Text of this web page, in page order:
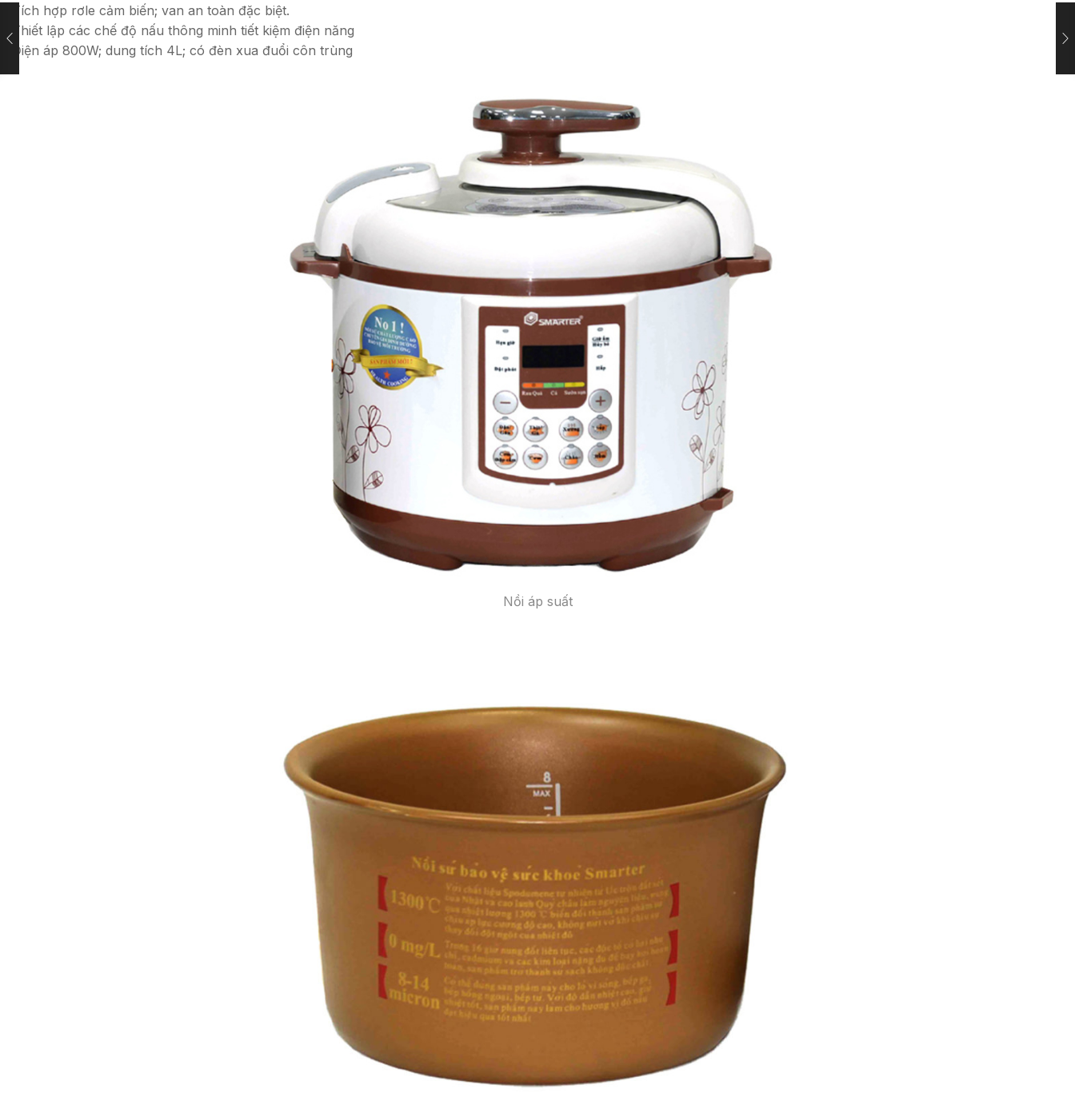
Tích hợp rơle cảm biến; van an toàn đặc biệt.
Thiết lập các chế độ nấu thông minh tiết kiệm điện năng
Điện áp 800W; dung tích 4L; có đèn xua đuổi côn trùng
Nồi áp suất